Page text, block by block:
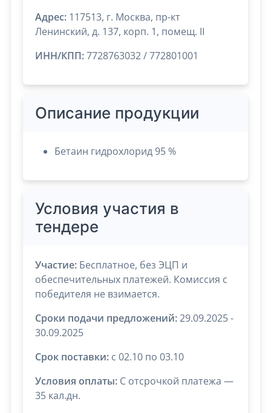
Адрес: 117513, г. Москва, пр-кт
Ленинский, д. 137, корп. 1, помещ. II
ИНН/КПП:7728763032 / 772801001
Описание продукции
Бетаин гидрохлорид 95 %
Условия участия в
тендере
Участие: Бесплатное, без ЭЦП и
обеспечительных платежей. Комиссия с
победителя не взимается.
Сроки подачи предложений:29.09.2025 -
30.09.2025
Срок поставки: с 02.10 по 03.10
Условия оплаты: C отсрочкой платежа —
35 кал.дн.